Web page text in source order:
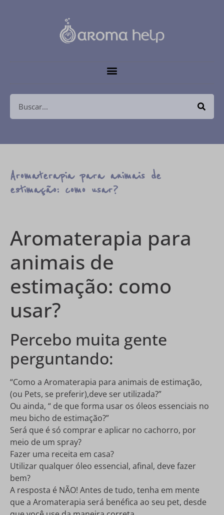
Aromaterapia para animais de
estimação: como usar?
Aromaterapia para
animais de
estimação: como
usar?
Percebo muita gente
perguntando:
“Como a Aromaterapia para animais de estimação,
(ou Pets, se preferir),deve ser utilizada?”
Ou ainda, “ de que forma usar os óleos essenciais no
meu bicho de estimação?”
Será que é só comprar e aplicar no cachorro, por
meio de um spray?
Fazer uma receita em casa?
Utilizar qualquer óleo essencial, afinal, deve fazer
bem?
A resposta é NÃO! Antes de tudo, tenha em mente
que a Aromaterapia será benéfica ao seu pet, desde